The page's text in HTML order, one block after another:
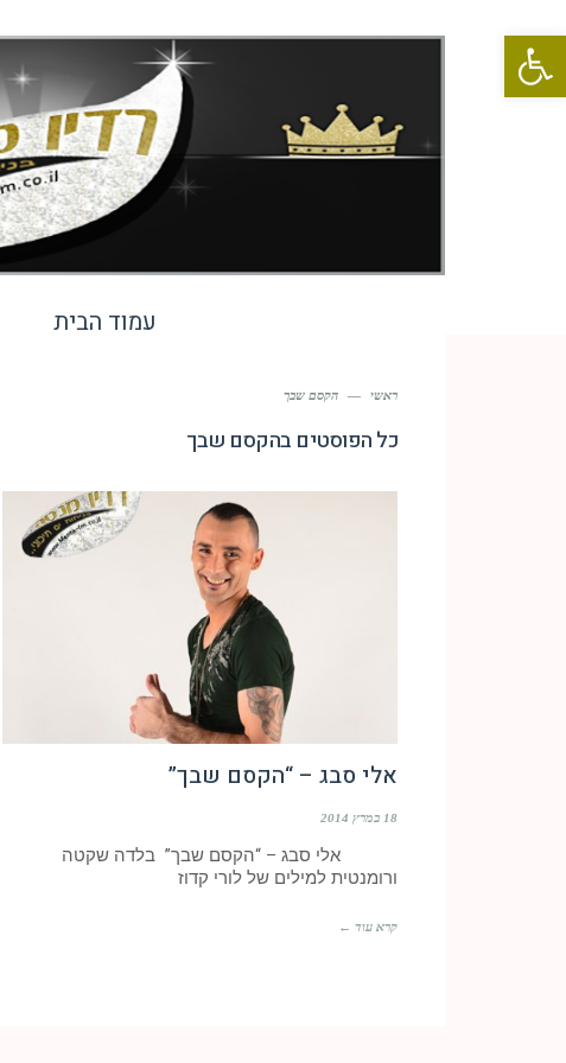
פתח סרגל נגישות
עמוד הבית
ראשי — הקסם שבך
כל הפוסטים בהקסם שבך
אלי סבג – “הקסם שבך”
18 במרץ 2014
אלי סבג – “הקסם שבך” בלדה שקטה
ורומנטית למילים של לורי קדוז
קרא עוד ←